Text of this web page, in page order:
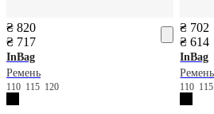
₴ 820
₴ 717
InBag
Ремень
110 115 120
₴ 702
₴ 614
InBag
Ремень
110 115